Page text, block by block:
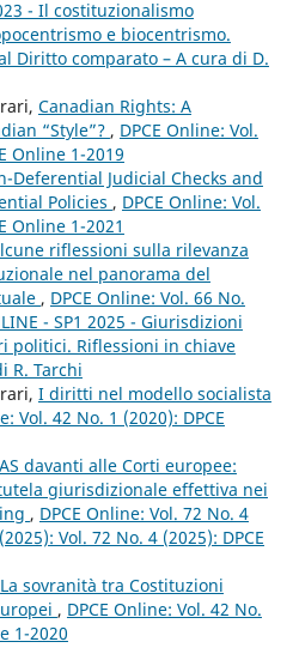
- Il costituzionalismo
e biocentrismo.
Diritto comparato – A cura di D.
Canadian Rights: A
“Style”? , DPCE Online: Vol.
Online 1-2019
Deferential Judicial Checks and
Policies , DPCE Online: Vol.
Online 1-2021
riflessioni sulla rilevanza
nel panorama del
, DPCE Online: Vol. 66 No.
- SP1 2025 - Giurisdizioni
politici. Riflessioni in chiave
R. Tarchi
I diritti nel modello socialista
Vol. 42 No. 1 (2020): DPCE
davanti alle Corti europee:
giurisdizionale effettiva nei
, DPCE Online: Vol. 72 No. 4
Vol. 72 No. 4 (2025): DPCE
La sovranità tra Costituzioni
, DPCE Online: Vol. 42 No.
1-2020